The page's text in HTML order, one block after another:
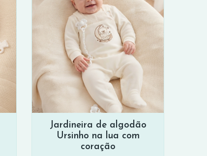
Jardineira de algodão
Ursinho na lua com
coração